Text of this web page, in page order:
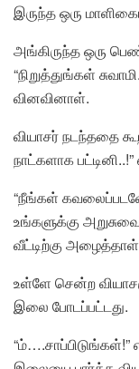
இருந்த ஒரு
அங்கிருந்த ஒரு
“நிறுத்துங்கள்
வினவினாள்.
வியாசர் நடந்ததை
நாட்களாக
“நீங்கள்
உங்களுக்கு
வீட்டிற்கு
உள்ளே சென்ற
இலை போடப்பட்டது.